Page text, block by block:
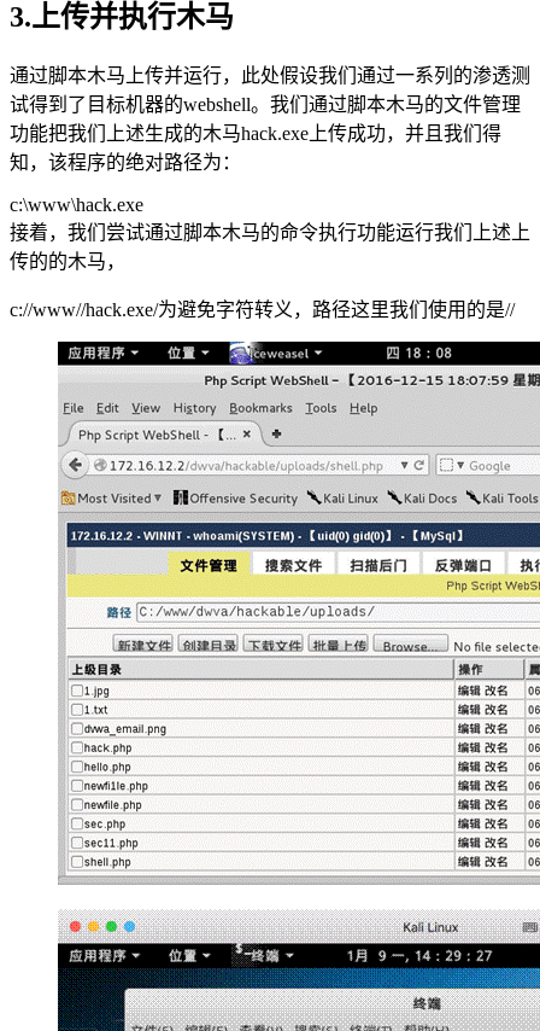
3.上传并执行木马
通过脚本木马上传并运行，此处假设我们通过一系列的渗透测
试得到了目标机器的webshell。我们通过脚本木马的文件管理
功能把我们上述生成的木马hack.exe上传成功，并且我们得
知，该程序的绝对路径为：
c:\www\hack.exe
接着，我们尝试通过脚本木马的命令执行功能运行我们上述上
传的的木马，
c://www//hack.exe/为避免字符转义，路径这里我们使用的是//